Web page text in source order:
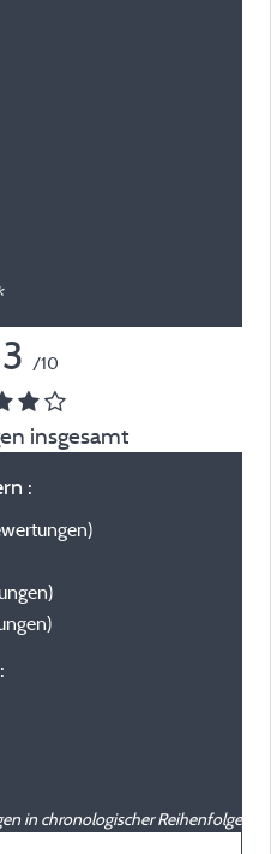
/10
insgesamt
:
in chronologischer Reihenfolge